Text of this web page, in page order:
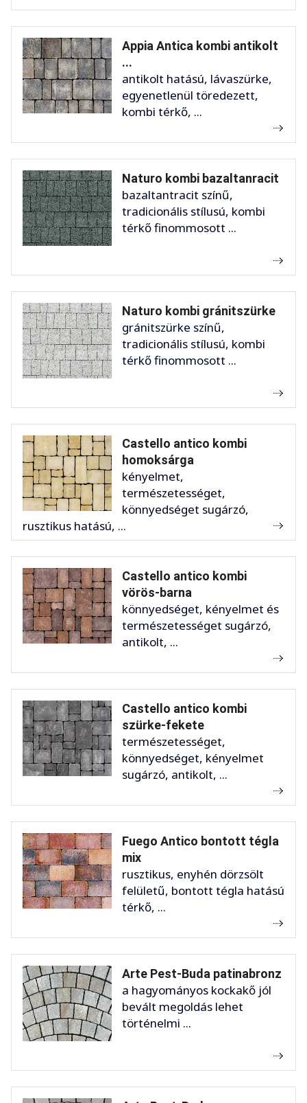
Appia Antica kombi antikolt
...
antikolt hatású, lávaszürke,
egyenetlenül töredezett,
kombi térkő, ...
Naturo kombi bazaltanracit
bazaltantracit színű,
tradicionális stílusú, kombi
térkő finommosott ...
Naturo kombi gránitszürke
gránitszürke színű,
tradicionális stílusú, kombi
térkő finommosott ...
Castello antico kombi
homoksárga
kényelmet,
természetességet,
könnyedséget sugárzó,
rusztikus hatású, ...
Castello antico kombi
vörös-barna
könnyedséget, kényelmet és
természetességet sugárzó,
antikolt, ...
Castello antico kombi
szürke-fekete
természetességet,
könnyedséget, kényelmet
sugárzó, antikolt, ...
Fuego Antico bontott tégla
mix
rusztikus, enyhén dörzsölt
felületű, bontott tégla hatású
térkő, ...
Arte Pest-Buda patinabronz
a hagyományos kockakő jól
bevált megoldás lehet
történelmi ...